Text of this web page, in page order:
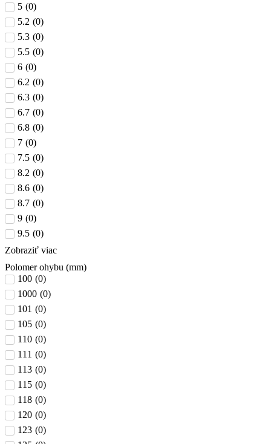
5 (0)
5.2 (0)
5.3 (0)
5.5 (0)
6 (0)
6.2 (0)
6.3 (0)
6.7 (0)
6.8 (0)
7 (0)
7.5 (0)
8.2 (0)
8.6 (0)
8.7 (0)
9 (0)
9.5 (0)
Zobraziť viac
Polomer ohybu (mm)
100 (0)
1000 (0)
101 (0)
105 (0)
110 (0)
111 (0)
113 (0)
115 (0)
118 (0)
120 (0)
123 (0)